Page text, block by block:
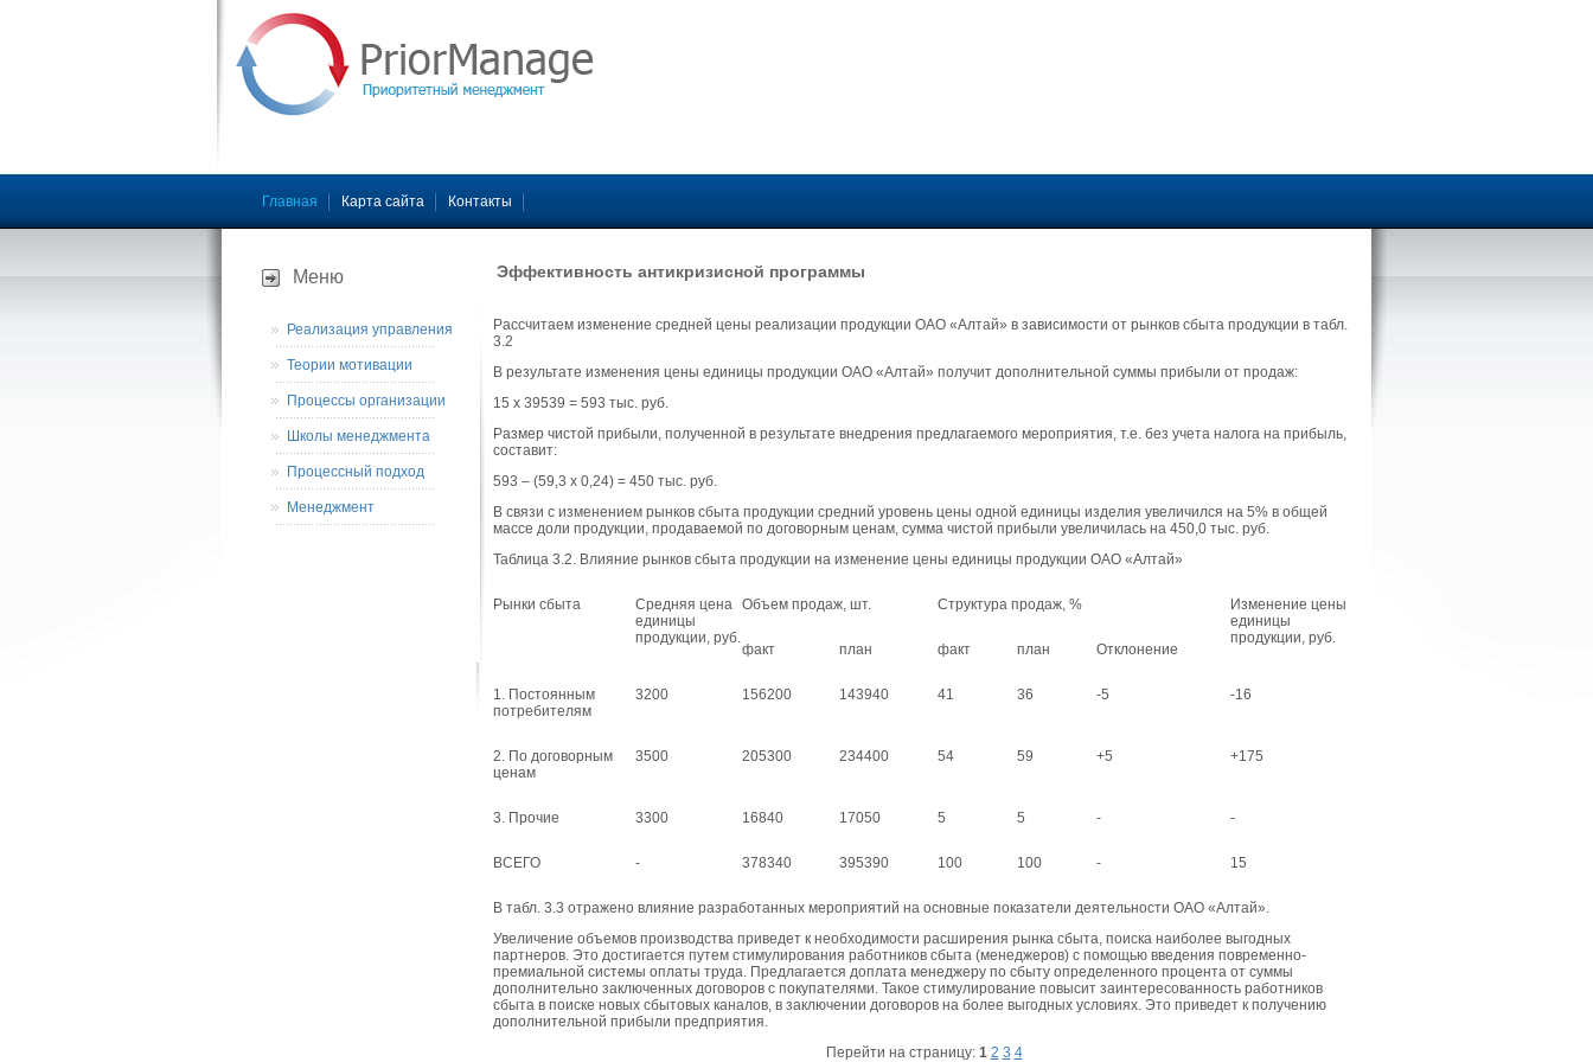
Главная Карта сайта Контакты
Эффективность антикризисной программы
Рассчитаем изменение средней цены реализации продукции ОАО «Алтай» в зависимости от рынков сбыта продукции в табл.
3.2
В результате изменения цены единицы продукции ОАО «Алтай» получит дополнительной суммы прибыли от продаж:
15 х 39539 = 593 тыс. руб.
Размер чистой прибыли, полученной в результате внедрения предлагаемого мероприятия, т.е. без учета налога на прибыль,
составит:
593 – (59,3 х 0,24) = 450 тыс. руб.
В связи с изменением рынков сбыта продукции средний уровень цены одной единицы изделия увеличился на 5% в общей
массе доли продукции, продаваемой по договорным ценам, сумма чистой прибыли увеличилась на 450,0 тыс. руб.
Таблица 3.2. Влияние рынков сбыта продукции на изменение цены единицы продукции ОАО «Алтай»
Рынки сбыта
Средняя цена
единицы
продукции, руб.
Объем продаж, шт. Структура продаж, %
Изменение цены
единицы
продукции, руб.
факт план факт план Отклонение
1. Постоянным
потребителям
3200 156200 143940 41 36 -5 -16
2. По договорным
ценам
3500 205300 234400 54 59 +5 +175
3. Прочие 3300 16840 17050 5 5 - -
ВСЕГО - 378340 395390 100 100 - 15
В табл. 3.3 отражено влияние разработанных мероприятий на основные показатели деятельности ОАО «Алтай».
Увеличение объемов производства приведет к необходимости расширения рынка сбыта, поиска наиболее выгодных
партнеров. Это достигается путем стимулирования работников сбыта (менеджеров) с помощью введения повременно-
премиальной системы оплаты труда. Предлагается доплата менеджеру по сбыту определенного процента от суммы
дополнительно заключенных договоров с покупателями. Такое стимулирование повысит заинтересованность работников
сбыта в поиске новых сбытовых каналов, в заключении договоров на более выгодных условиях. Это приведет к получению
дополнительной прибыли предприятия.
Перейти на страницу: 1 2 3 4
Меню
Реализация управления
Теории мотивации
Процессы организации
Школы менеджмента
Процессный подход
Менеджмент